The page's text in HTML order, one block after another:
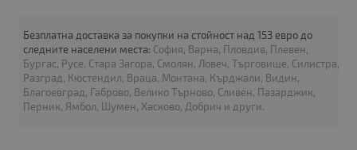
Процесор: Intel Core i5, 6300U 2400MHz 3MB 2 cores, 4 threads
RAM памет: 8192MB DDR4
Хард диск : 128GB M.2 SATA SSD
Безплатна доставка за покупки на стойност над 153 евро до
следните населени места: София, Варна, Пловдив, Плевен,
Бургас, Русе, Стара Загора, Смолян, Ловеч, Търговище, Силистра,
Разград, Кюстендил, Враца, Монтана, Кърджали, Видин,
Благоевград, Габрово, Велико Търново, Сливен, Пазарджик,
Перник, Ямбол, Шумен, Хасково, Добрич и други.